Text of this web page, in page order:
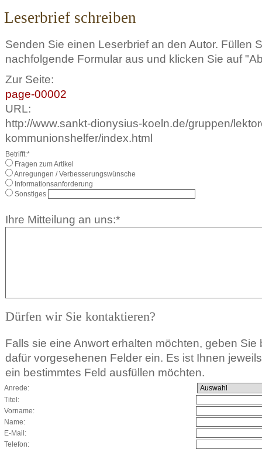
Leserbrief schreiben
Senden Sie einen Leserbrief an den Autor. Füllen
nachfolgende Formular aus und klicken Sie auf
Zur Seite:
page-00002
URL:
http://www.sankt-dionysius-koeln.de/gruppen/
kommunionshelfer/index.html
Betrifft:*
Fragen zum Artikel
Anregungen / Verbesserungswünsche
Informationsanforderung
Sonstiges
Ihre Mitteilung an uns:*
Dürfen wir Sie kontaktieren?
Falls sie eine Anwort erhalten möchten, geben Sie
dafür vorgesehenen Felder ein. Es ist Ihnen
ein bestimmtes Feld ausfüllen möchten.
Anrede:
Titel:
Vorname:
Name:
E-Mail:
Telefon: